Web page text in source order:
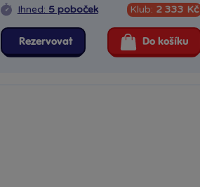
Ihned: 5 poboček Klub: 2 333 Kč
Rezervovat Do košíku